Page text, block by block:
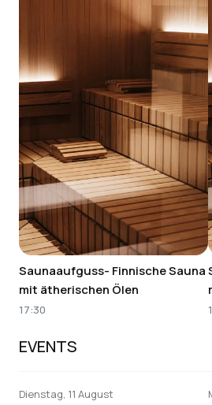
Saunaaufguss- Finnische Sauna
mit ätherischen Ölen
17:30
EVENTS
Dienstag, 11 August